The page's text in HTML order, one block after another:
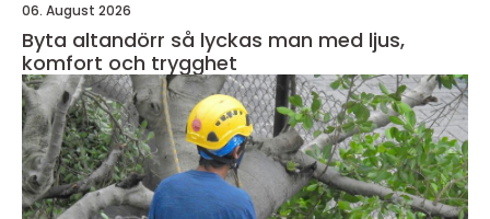
06. August 2026
Byta altandörr så lyckas man med ljus,
komfort och trygghet